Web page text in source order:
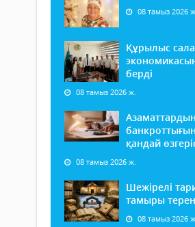
08 тамыз 2026 ж.
Құрылыс
берді
08 тамыз 2026 ж.
Азаматтардың
қандай
08 тамыз 2026 ж.
Шежірелі
тамыры терең
08 тамыз 2026 ж.